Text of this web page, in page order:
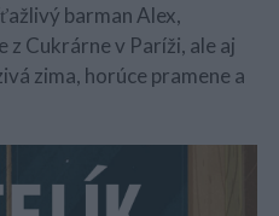
ťažlivý barman Alex,
Cukrárne v Paríži, ale aj
zima, horúce pramene a